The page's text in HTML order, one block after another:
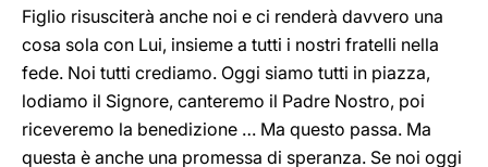
Figlio risusciterà anche noi e ci renderà davvero una
cosa sola con Lui, insieme a tutti i nostri fratelli nella
fede. Noi tutti crediamo. Oggi siamo tutti in piazza,
lodiamo il Signore, canteremo il Padre Nostro, poi
riceveremo la benedizione … Ma questo passa. Ma
questa è anche una promessa di speranza. Se noi oggi